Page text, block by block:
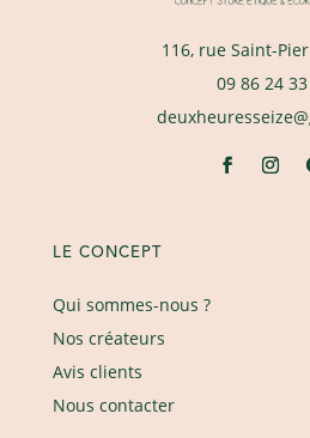
116, rue Saint-
09 86 24
LE CONCEPT
Qui sommes-nous ?
Nos créateurs
Avis clients
Nous contacter